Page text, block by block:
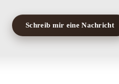
Schreib mir eine Nachricht